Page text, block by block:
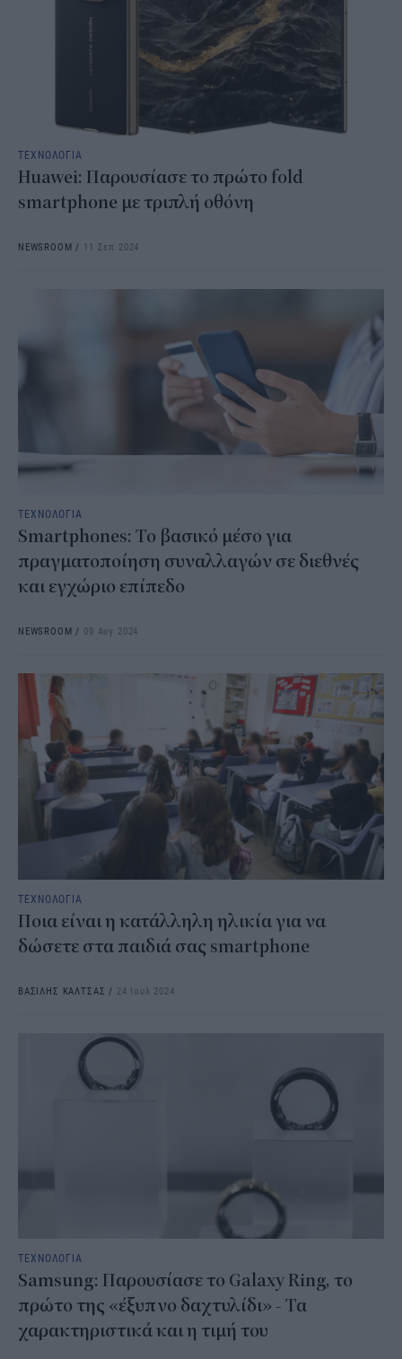
ΤΕΧΝΟΛΟΓΙΑ
Huawei: Παρουσίασε το πρώτο fold
smartphone με τριπλή οθόνη
NEWSROOM / 11 Σεπ 2024
ΤΕΧΝΟΛΟΓΙΑ
Smartphones: Το βασικό μέσο για
πραγματοποίηση συναλλαγών σε διεθνές
και εγχώριο επίπεδο
NEWSROOM / 09 Αυγ 2024
ΤΕΧΝΟΛΟΓΙΑ
Ποια είναι η κατάλληλη ηλικία για να
δώσετε στα παιδιά σας smartphone
ΒΑΣΙΛΗΣ ΚΑΛΤΣΑΣ / 24 Ιουλ 2024
ΤΕΧΝΟΛΟΓΙΑ
Samsung: Παρουσίασε το Galaxy Ring, το
πρώτο της «έξυπνο δαχτυλίδι» - Τα
χαρακτηριστικά και η τιμή του